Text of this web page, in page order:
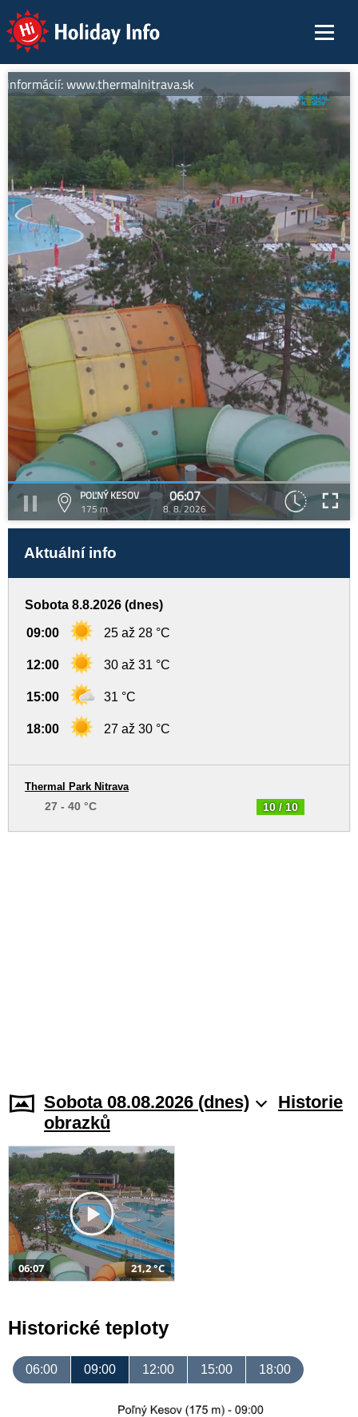
Holiday Info
www.thermalnitrava.sk
POĽNÝ KESOV
175 m
06:07
8. 8. 2026
Aktuální info
Sobota 8.8.2026 (dnes)
09:00 25 až 28 °C
12:00 30 až 31 °C
15:00 31 °C
18:00 27 až 30 °C
10 / 10
Thermal Park Nitrava
27 - 40 °C
Sobota 08.08.2026 (dnes)
Historie
obrazků
06:07 21,2 °C
Historické teploty
06:00 09:00 12:00 15:00 18:00